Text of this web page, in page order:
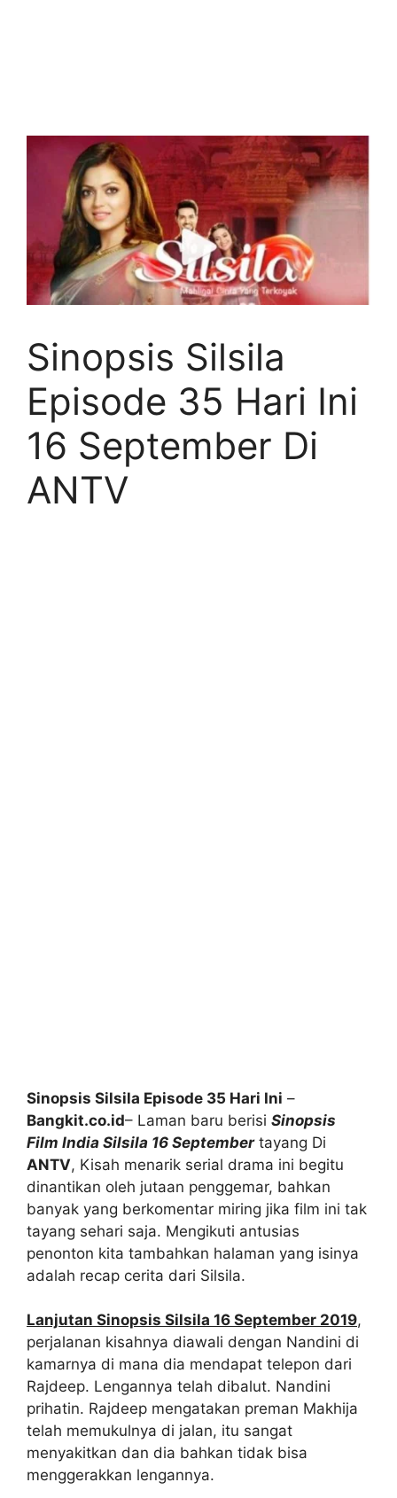
Sinopsis Silsila
Episode 35 Hari Ini
16 September Di
ANTV
Sinopsis Silsila Episode 35 Hari Ini –
Bangkit.co.id– Laman baru berisi Sinopsis
Film India Silsila 16 Septembertayang Di
ANTV, Kisah menarik serial drama ini begitu
dinantikan oleh jutaan penggemar, bahkan
banyak yang berkomentar miring jika film ini tak
tayang sehari saja. Mengikuti antusias
penonton kita tambahkan halaman yang isinya
adalah recap cerita dari Silsila.
Lanjutan Sinopsis Silsila 16 September 2019,
perjalanan kisahnya diawali dengan Nandini di
kamarnya di mana dia mendapat telepon dari
Rajdeep. Lengannya telah dibalut. Nandini
prihatin. Rajdeep mengatakan preman Makhija
telah memukulnya di jalan, itu sangat
menyakitkan dan dia bahkan tidak bisa
menggerakkan lengannya.